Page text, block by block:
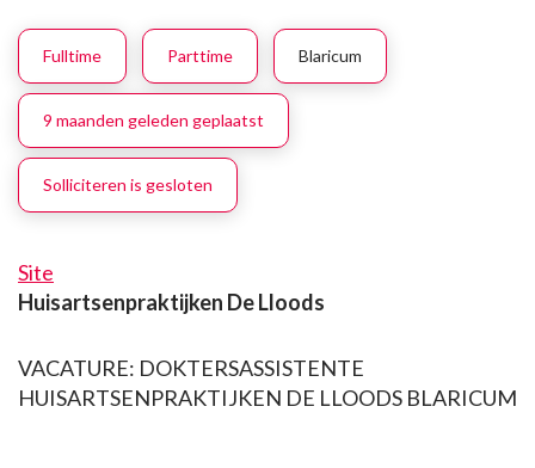
Fulltime Parttime Blaricum
9 maanden geleden geplaatst
Solliciteren is gesloten
Site
Huisartsenpraktijken De Lloods
VACATURE: DOKTERSASSISTENTE
HUISARTSENPRAKTIJKEN DE LLOODS BLARICUM